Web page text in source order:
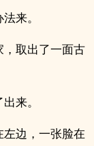
来。
取出了一面古
来。
边，一张脸在